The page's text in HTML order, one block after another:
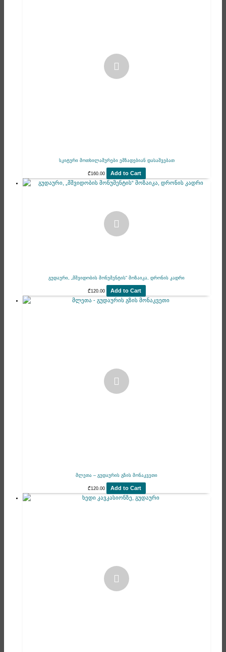
სკიტური მოთხილამურები ემზადებიან დასაშვებათ
₾160.00 Add to Cart
გუდაური, „მშვიდობის მონუმენტის“ მოზაიკა, დრონის კადრი
₾120.00 Add to Cart
მლეთა – გუდაურის გზის მონაკვეთი
₾120.00 Add to Cart